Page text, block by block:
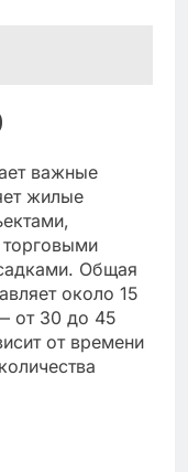
важные
жилые
Общая
около 15
от 30 до 45
от времени